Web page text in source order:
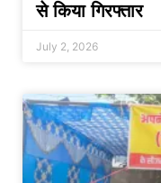
से किया गिरफ्तार
July 2, 2026